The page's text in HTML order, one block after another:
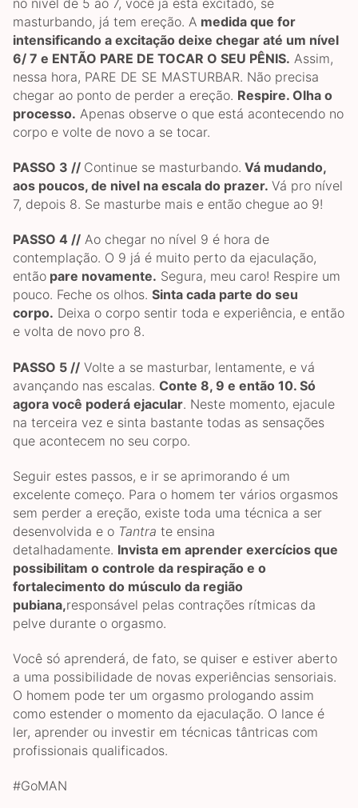
masturbando, já tem ereção. A medida que for
intensificando a excitação deixe chegar até um nível
6/ 7 e ENTÃO PARE DE TOCAR O SEU PÊNIS. Assim,
nessa hora, PARE DE SE MASTURBAR. Não precisa
chegar ao ponto de perder a ereção. Respire. Olha o
processo. Apenas observe o que está acontecendo no
corpo e volte de novo a se tocar.
PASSO 3 // Continue se masturbando. Vá mudando,
aos poucos, de nivel na escala do prazer. Vá pro nível
7, depois 8. Se masturbe mais e então chegue ao 9!
PASSO 4 // Ao chegar no nível 9 é hora de
contemplação. O 9 já é muito perto da ejaculação,
então pare novamente. Segura, meu caro! Respire um
pouco. Feche os olhos. Sinta cada parte do seu
corpo. Deixa o corpo sentir toda e experiência, e então
e volta de novo pro 8.
PASSO 5 // Volte a se masturbar, lentamente, e vá
avançando nas escalas. Conte 8, 9 e então 10. Só
agora você poderá ejacular. Neste momento, ejacule
na terceira vez e sinta bastante todas as sensações
que acontecem no seu corpo.
Seguir estes passos, e ir se aprimorando é um
excelente começo. Para o homem ter vários orgasmos
sem perder a ereção, existe toda uma técnica a ser
desenvolvida e o Tantra te ensina
detalhadamente. Invista em aprender exercícios que
possibilitam o controle da respiração e o
fortalecimento do músculo da região
pubiana,responsável pelas contrações rítmicas da
pelve durante o orgasmo.
Você só aprenderá, de fato, se quiser e estiver aberto
a uma possibilidade de novas experiências sensoriais.
O homem pode ter um orgasmo prologando assim
como estender o momento da ejaculação. O lance é
ler, aprender ou investir em técnicas tântricas com
profissionais qualificados.
#GoMAN